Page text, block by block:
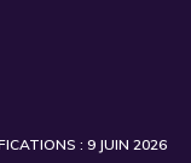
: 9 JUIN 2026